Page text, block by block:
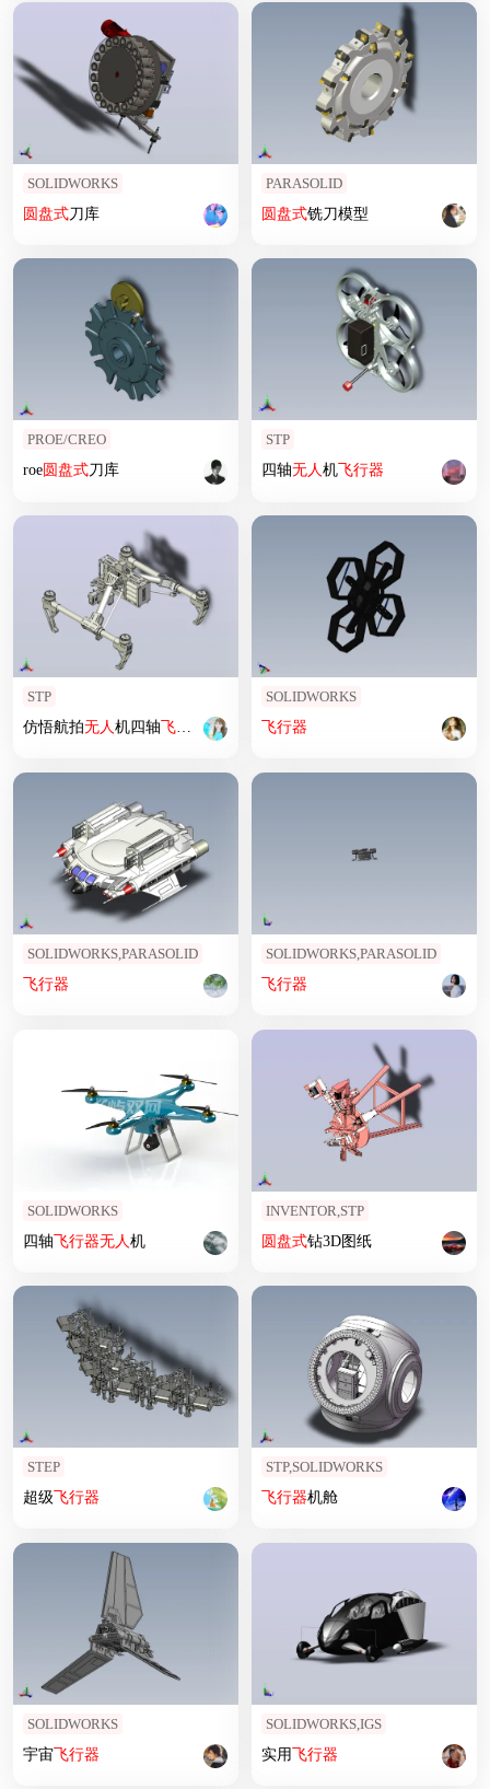
SOLIDWORKS
圆盘式刀库
PARASOLID
圆盘式铣刀模型
PROE/CREO
roe圆盘式刀库
STP
四轴无人机飞行器
STP
仿悟航拍无人机四轴飞行器 3D图纸
SOLIDWORKS
飞行器
SOLIDWORKS,PARASOLID
飞行器
SOLIDWORKS,PARASOLID
飞行器
SOLIDWORKS
四轴飞行器无人机
INVENTOR,STP
圆盘式钻3D图纸
STEP
超级飞行器
STP,SOLIDWORKS
飞行器机舱
SOLIDWORKS
宇宙飞行器
SOLIDWORKS,IGS
实用飞行器